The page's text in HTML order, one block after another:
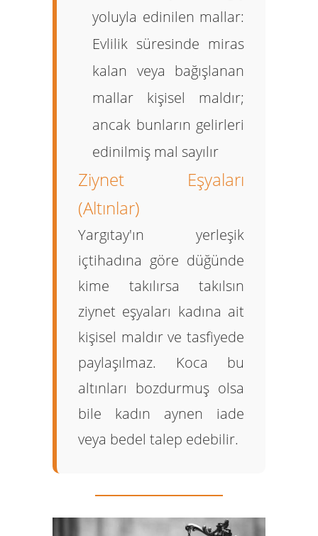
yoluyla edinilen mallar:
Evlilik süresinde miras
kalan veya bağışlanan
mallar kişisel maldır;
ancak bunların gelirleri
edinilmiş mal sayılır
Ziynet Eşyaları
(Altınlar)
Yargıtay'ın yerleşik
içtihadına göre düğünde
kime takılırsa takılsın
ziynet eşyaları kadına ait
kişisel maldırve tasfiyede
paylaşılmaz. Koca bu
altınları bozdurmuş olsa
bile kadın aynen iade
veya bedel talep edebilir.